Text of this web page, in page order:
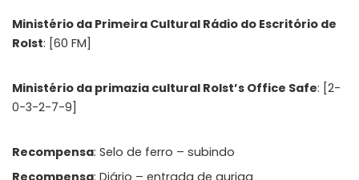
Ministério da Primeira Cultural Rádio do Escritório de
Rolst: [60 FM]
Ministério da primazia cultural Rolst’s Office Safe: [2-
0-3-2-7-9]
Recompensa: Selo de ferro – subindo